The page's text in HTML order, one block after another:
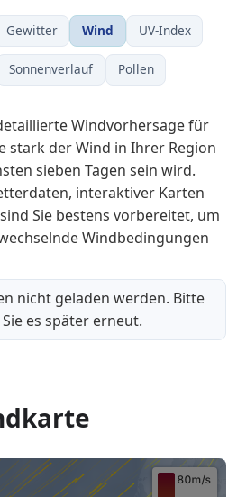
Gewitter Wind UV-Index
Sonnenverlauf Pollen
Windvorhersage für
stark der Wind in Ihrer Region
sieben Tagen sein wird.
interaktiver Karten
Sie bestens vorbereitet, um
Windbedingungen
nicht geladen werden. Bitte
es später erneut.